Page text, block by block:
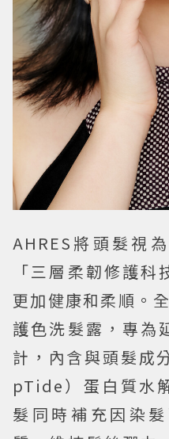
AHRES將頭髮視
「三層柔韌修護
更加健康和柔順。
護色洗髮露，專為
計，內含與頭髮成
pTide）蛋白質水
髮同時補充因染